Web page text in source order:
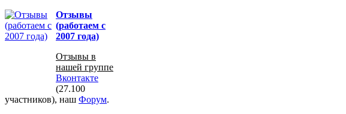
Отзывы
(работаем с
2007 года)
Отзывы в
нашей группе
Вконтакте
(27.100
участников), наш Форум.